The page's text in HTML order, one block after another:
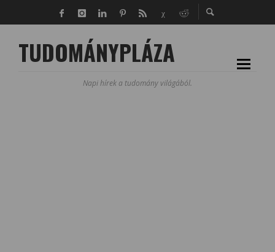
TUDOMÁNYPLÁZA
Napi hírek a tudomány világából.